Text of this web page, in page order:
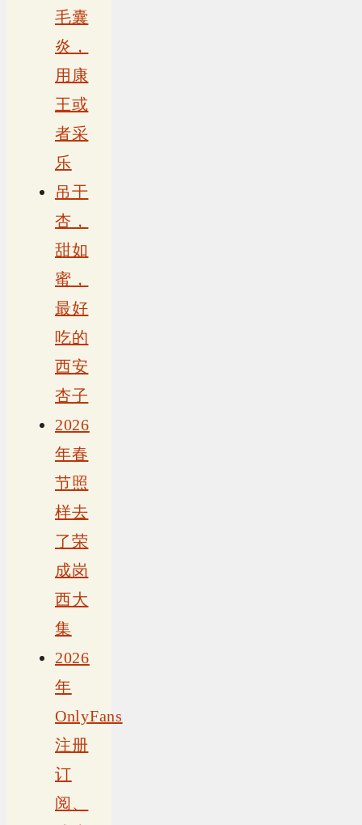
毛囊
炎，
用康
王或
者采
乐
吊干
杏，
甜如
蜜，
最好
吃的
西安
杏子
2026
年春
节照
样去
了荣
成岗
西大
集
2026
年
OnlyFans
注册
订
阅、